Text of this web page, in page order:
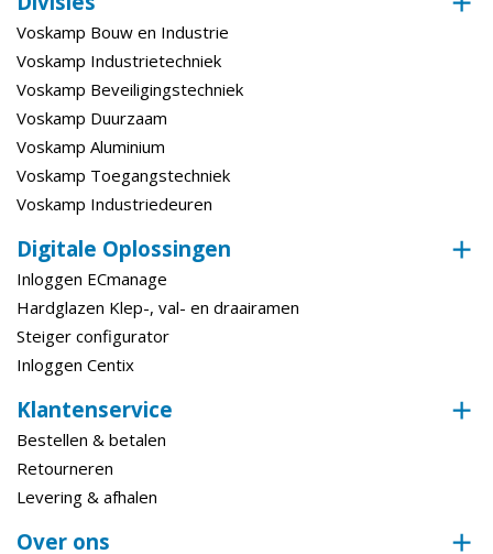
Voskamp Bouw en Industrie
Voskamp Industrietechniek
Voskamp Beveiligingstechniek
Voskamp Duurzaam
Voskamp Aluminium
Voskamp Toegangstechniek
Voskamp Industriedeuren
Digitale Oplossingen
Inloggen ECmanage
Hardglazen Klep-, val- en draairamen
Steiger configurator
Inloggen Centix
Klantenservice
Bestellen & betalen
Retourneren
Levering & afhalen
Over ons